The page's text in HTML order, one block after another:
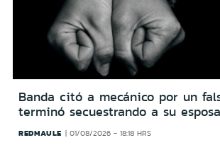
Banda citó a mecánico por un
terminó secuestrando a su
REDMAULE 01/08/2026 - 18:18 HRS